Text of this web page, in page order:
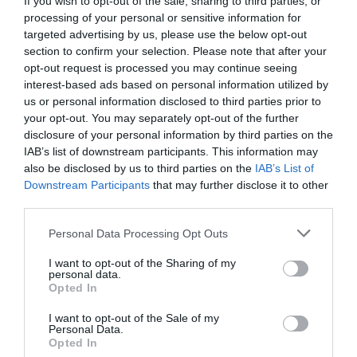
processing of your personal or sensitive information for
targeted advertising by us, please use the below opt-out
section to confirm your selection. Please note that after your
opt-out request is processed you may continue seeing
interest-based ads based on personal information utilized by
us or personal information disclosed to third parties prior to
your opt-out. You may separately opt-out of the further
disclosure of your personal information by third parties on the
IAB’s list of downstream participants. This information may
also be disclosed by us to third parties on the IAB’s List of
Downstream Participants that may further disclose it to other
Please note that this website/app uses one or more Google
not limited to your visit or usage behaviour. You may click to
grant or deny consent to Google and its third-party tags to
use your data for below specified purposes in below Google
consent section.
Personal Data Processing Opt Outs
I want to opt-out of the Sharing of my
personal data.
Opted In
I want to opt-out of the Sale of my
Personal Data.
Opted In
ταινία του
18.02.2026
ΣΥΝΕΝΤΕΥΞΕΙΣ
Λεωνίδας Χριστόπουλος:
Βάζουμε την Ελλάδα στον
παγκόσμιο χάρτη της ψηφιακής
δημιουργίας